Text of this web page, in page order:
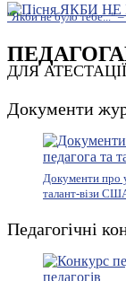
"Якби не було тебе..."
ДЛЯ
Документи
Документи про
талант-візи
Педагогічні